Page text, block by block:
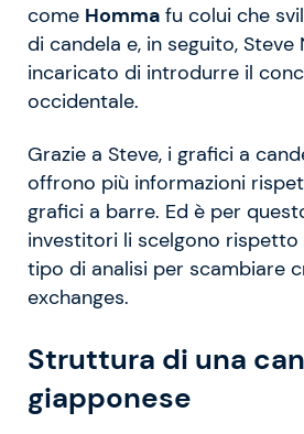
come Homma fu colui che
di candela e, in seguito, Steve
incaricato di introdurre il
occidentale.
Grazie a Steve, i grafici a
offrono più informazioni
grafici a barre. Ed è per
investitori li scelgono rispetto
tipo di analisi per scambiare
exchanges.
Struttura di una
giapponese